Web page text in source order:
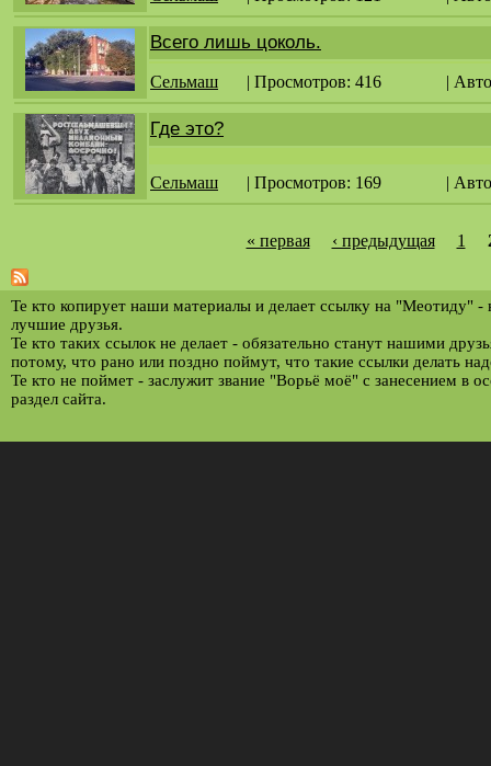
Всего лишь цоколь.
Сельмаш | Просмотров: 416 |
Где это?
Сельмаш | Просмотров: 169 |
т
р
а
н
и
« первая ‹ предыдущая 1
Те кто копирует наши материалы и делает ссылку на "Меотиду" -
лучшие друзья.
Те кто таких ссылок не делает - обязательно станут нашими
потому, что рано или поздно поймут, что такие ссылки делать
Те кто не поймет - заслужит звание "Ворьё моё" с занесением в
раздел сайта.